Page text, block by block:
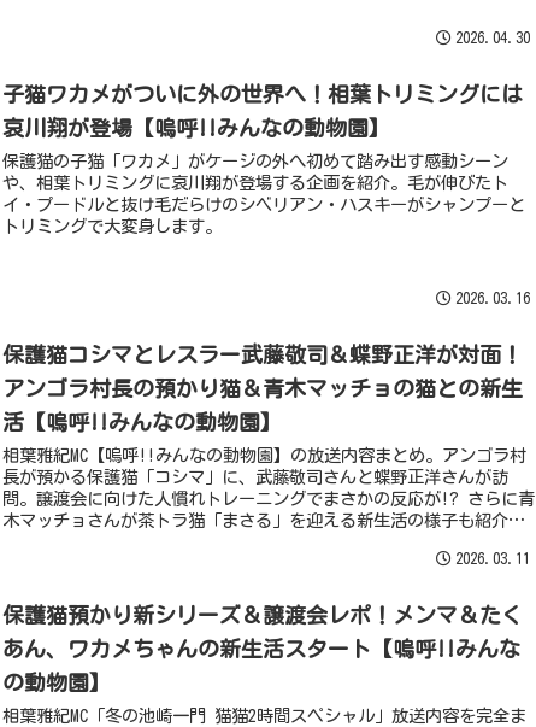
2026.04.30
子猫ワカメがついに外の世界へ！相葉トリミングには
哀川翔が登場【嗚呼!!みんなの動物園】
保護猫の子猫「ワカメ」がケージの外へ初めて踏み出す感動シーン
や、相葉トリミングに哀川翔が登場する企画を紹介。毛が伸びたト
イ・プードルと抜け毛だらけのシベリアン・ハスキーがシャンプーと
トリミングで大変身します。
2026.03.16
保護猫コシマとレスラー武藤敬司＆蝶野正洋が対面！
アンゴラ村長の預かり猫＆青木マッチョの猫との新生
活【嗚呼!!みんなの動物園】
相葉雅紀MC【嗚呼!!みんなの動物園】の放送内容まとめ。アンゴラ村
長が預かる保護猫「コシマ」に、武藤敬司さんと蝶野正洋さんが訪
問。譲渡会に向けた人慣れトレーニングでまさかの反応が!? さらに青
木マッチョさんが茶トラ猫「まさる」を迎える新生活の様子も紹介し
2026.03.11
保護猫預かり新シリーズ＆譲渡会レポ！メンマ＆たく
あん、ワカメちゃんの新生活スタート【嗚呼!!みんな
の動物園】
相葉雅紀MC「冬の池崎一門 猫猫2時間スペシャル」放送内容を完全ま